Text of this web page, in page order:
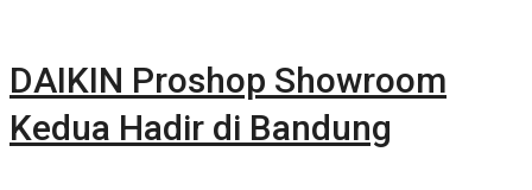
DAIKIN Proshop Showroom
Kedua Hadir di Bandung